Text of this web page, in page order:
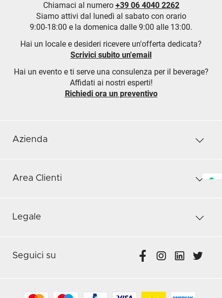
Chiamaci al numero +39 06 4040 2262
Siamo attivi dal lunedì al sabato con orario
9:00-18:00 e la domenica dalle 9:00 alle 13:00.
Hai un locale e desideri ricevere un'offerta dedicata?
Scrivici subito un'email
Hai un evento e ti serve una consulenza per il beverage?
Affidati ai nostri esperti!
Richiedi ora un preventivo
Azienda
Area Clienti
Legale
Seguici su